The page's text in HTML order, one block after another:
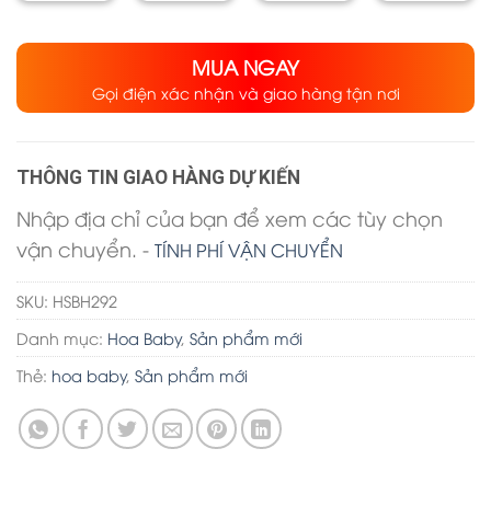
MUA NGAY
Gọi điện xác nhận và giao hàng tận nơi
THÔNG TIN GIAO HÀNG DỰ KIẾN
Nhập địa chỉ của bạn để xem các tùy chọn
vận chuyển. - TÍNH PHÍ VẬN CHUYỂN
SKU: HSBH292
Danh mục: Hoa Baby, Sản phẩm mới
Thẻ: hoa baby, Sản phẩm mới